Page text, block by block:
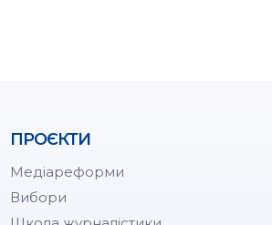
ПРОЄКТИ
Медіареформи
Вибори